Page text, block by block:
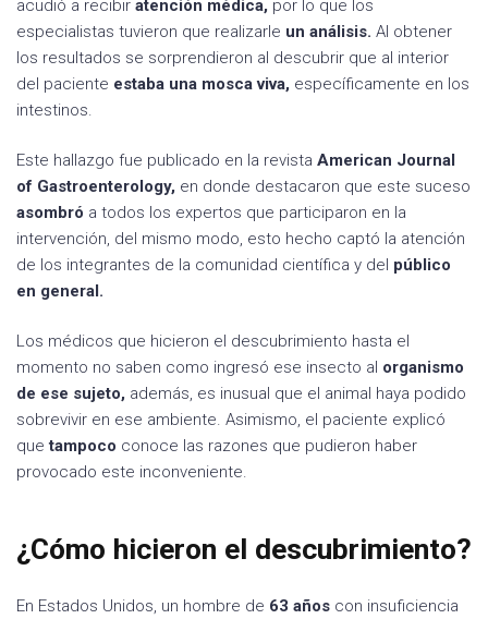
acudió a recibir atención médica, por lo que los
especialistas tuvieron que realizarle un análisis. Al obtener
los resultados se sorprendieron al descubrir que al interior
del paciente estaba una mosca viva, específicamente en los
intestinos.
Este hallazgo fue publicado en la revista American Journal
of Gastroenterology, en donde destacaron que este suceso
asombró a todos los expertos que participaron en la
intervención, del mismo modo, esto hecho captó la atención
de los integrantes de la comunidad científica y del público
en general.
Los médicos que hicieron el descubrimiento hasta el
momento no saben como ingresó ese insecto al organismo
de ese sujeto, además, es inusual que el animal haya podido
sobrevivir en ese ambiente. Asimismo, el paciente explicó
quetampoco conoce las razones que pudieron haber
provocado este inconveniente.
¿Cómo hicieron el descubrimiento?
En Estados Unidos, un hombre de 63 años con insuficiencia